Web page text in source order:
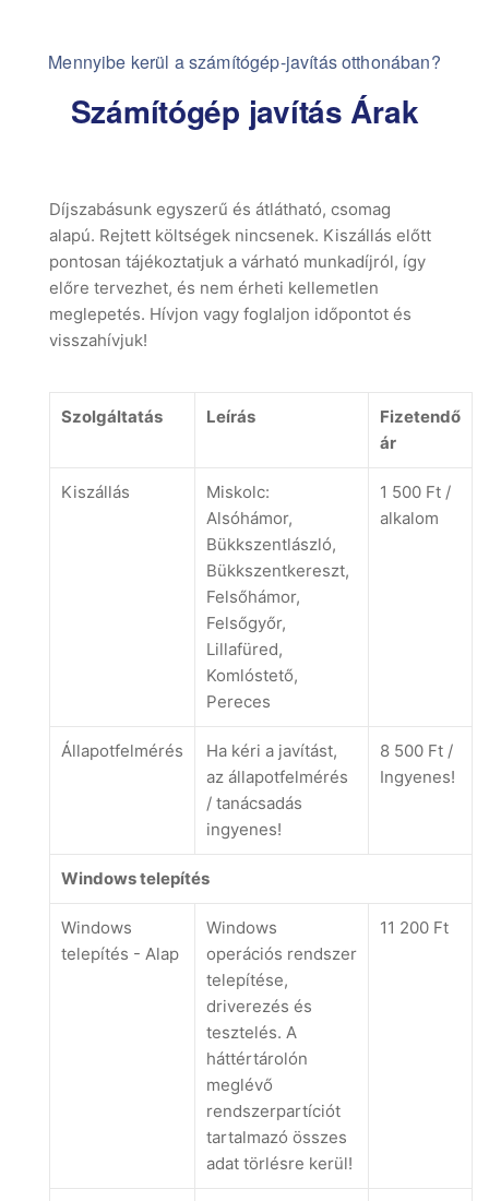
Mennyibe kerül a számítógép-javítás otthonában?
Számítógép javítás Árak
Díjszabásunk egyszerű és átlátható, csomag
alapú. Rejtett költségek nincsenek. Kiszállás előtt
pontosan tájékoztatjuk a várható munkadíjról, így
előre tervezhet, és nem érheti kellemetlen
meglepetés. Hívjon vagy foglaljon időpontot és
visszahívjuk!
Szolgáltatás Leírás
Fizetendő
ár
Kiszállás
Miskolc:
Alsóhámor,
Bükkszentlászló,
Bükkszentkereszt,
Felsőhámor,
Felsőgyőr,
Lillafüred,
Komlóstető,
Pereces
1 500 Ft /
alkalom
Állapotfelmérés
Ha kéri a javítást,
az állapotfelmérés
/ tanácsadás
ingyenes!
8 500 Ft /
Ingyenes!
Windows telepítés
Windows
telepítés - Alap
Windows
operációs rendszer
telepítése,
driverezés és
tesztelés. A
háttértárolón
meglévő
rendszerpartíciót
tartalmazó összes
adat törlésre kerül!
11 200 Ft